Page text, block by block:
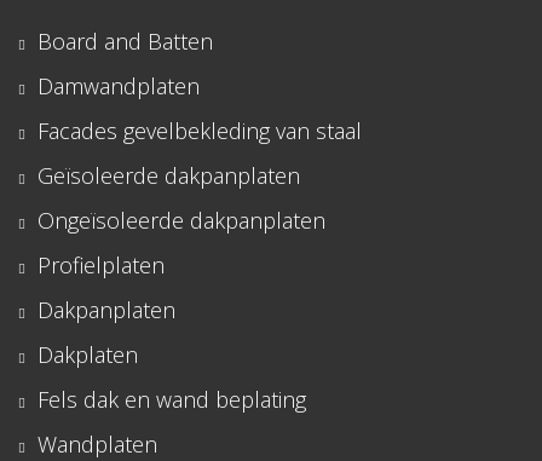
Board and Batten
Damwandplaten
Facades gevelbekleding van staal
Geïsoleerde dakpanplaten
Ongeïsoleerde dakpanplaten
Profielplaten
Dakpanplaten
Dakplaten
Fels dak en wand beplating
Wandplaten